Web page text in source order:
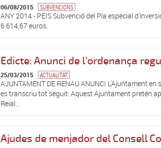
06/08/2015 SUBVENCIONS
ANY 2014 - PEIS Subvenció del Pla especial
6.614,67 euros.
Edicte: Anunci de l'ordenança
25/03/2015 ACTUALITAT
AJUNTAMENT DE RENAU ANUNCI L'Ajuntament
es transcriu tot seguit: Aquest Ajuntament pretén
Reial...
Ajudes de menjador del Consell